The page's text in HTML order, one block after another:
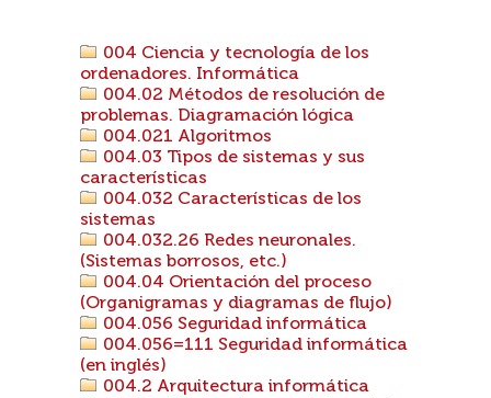
004 Ciencia y tecnología de los
ordenadores. Informática
004.02 Métodos de resolución de
problemas. Diagramación lógica
004.021 Algoritmos
004.03 Tipos de sistemas y sus
características
004.032 Características de los
sistemas
004.032.26 Redes neuronales.
(Sistemas borrosos, etc.)
004.04 Orientación del proceso
(Organigramas y diagramas de flujo)
004.056 Seguridad informática
004.056=111 Seguridad informática
(en inglés)
004.2 Arquitectura informática